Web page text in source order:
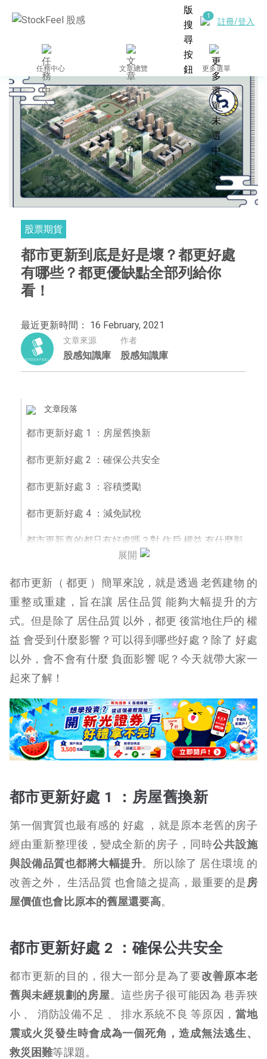
註冊/登入
任務中心 文章總覽 更多選單
股票期貨
都市更新到底是好是壞？都更好處
有哪些？都更優缺點全部列給你
看！
最近更新時間： 16 February, 2021
文章來源
股感知識庫
作者
股感知識庫
文章段落
都市更新好處 1 ：房屋舊換新
都市更新好處 2 ：確保公共安全
都市更新好處 3 ：容積獎勵
都市更新好處 4 ：減免賦稅
都市更新真的都只有好處嗎？對 住戶 權益 有什麼影
都市更新壞處 1 ：公設負擔提高
都市更新壞處 2 ： 房價調漲
都市更新壞處 3 ：遇到不肖建商
都市更新壞處 4 ：居住成本增加
展開
都市更新（ 都更 ）簡單來說，就是透過 老舊建物 的
重整或重建，旨在讓 居住品質 能夠大幅提升的方
式。但是除了 居住品質 以外，都更 後當地住戶的 權
益 會受到什麼影響？可以得到哪些好處？除了 好處
以外，會不會有什麼 負面影響 呢？今天就帶大家一
起來了解！
都市更新好處 1 ：房屋舊換新
第一個實質也最有感的 好處 ，就是原本老舊的房子
經由重新整理後，變成全新的房子，同時公共設施
與設備品質也都將大幅提升。所以除了 居住環境 的
改善之外， 生活品質 也會隨之提高，最重要的是房
屋價值也會比原本的舊屋還要高。
都市更新好處 2 ：確保公共安全
都市更新的目的，很大一部分是為了要改善原本老
舊與未經規劃的房屋。這些房子很可能因為 巷弄狹
小 、 消防設備不足 、 排水系統不良 等原因，當地
震或火災發生時會成為一個死角，造成無法逃生、
救災困難等課題。